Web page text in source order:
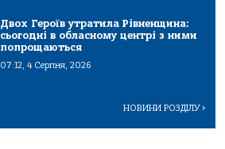
Двох Героїв утратила Рівненщина:
сьогодні в обласному центрі з ними
попрощаються
07:12, 4 Серпня, 2026
НОВИНИ РОЗДІЛУ>